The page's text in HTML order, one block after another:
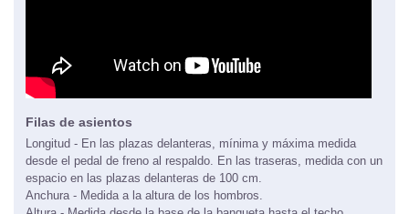
Filas de asientos
Longitud - En las plazas delanteras, mínima y máxima medida
desde el pedal de freno al respaldo. En las traseras, medida con un
espacio en las plazas delanteras de 100 cm.
Anchura - Medida a la altura de los hombros.